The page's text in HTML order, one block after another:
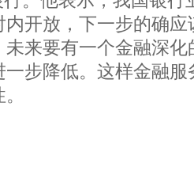
内开放，下一步的确应
来要有一个金融深化
步降低。这样金融服